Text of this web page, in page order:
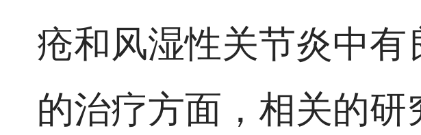
疮和风湿性关节炎中
的治疗方面，相关的研